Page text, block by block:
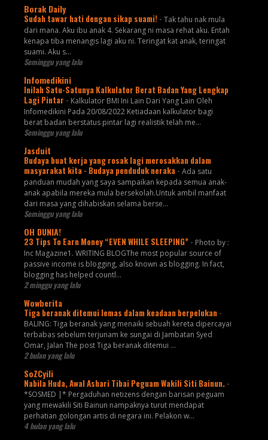
Borak Daily
Sudah tawar hati dengan sikap suami! - Tak tahu nak mula
dari mana. Aku ibu anak 4. Sekarang ni masa rehat aku. Entah
kenapa tiba menangis lagi aku ni. Teringat kat anak, teringat
suami. Aku s...
Seminggu yang lalu
Infomedikini
Inilah Satu-Satunya Kalkulator Berat Badan Yang Lengkap
Lagi Pintar - Kalkulator BMI Ini Lain Dari Yang Lain Oleh
Infomedikini Pada 20/08/2022 Ketiadaan kalkulator bagi
berat badan berstatus pintar lagi realistik telah me...
Seminggu yang lalu
Jasduit
Budaya buat kerja yang rosak lagi merosakkan dalam
masyarakat kita - Budaya penduduk neraka - Ada satu
panduan mudah yang saya sampaikan kepada semua anak-
anak apabila mereka mula bersekolah.Untuk ambil manfaat
dari masa yang dihabiskan selama berse...
Seminggu yang lalu
OH DUNIA!
23 Tips To Earn Money “EVEN WHILE SLEEPING” - Photo by :
Inc Magazine1. WRITING BLOGThe most popular source of
passive income is blogging, also known as blogging. In fact,
blogging has helped countl...
2 minggu yang lalu
Wowberita
Tiga beranak ditemui lemas dalam keadaan berpelukan -
BALING: Tiga beranak yang menaiki sebuah kereta dipercayai
terbabas sebelum terjunam ke sungai di Jambatan Syed
Omar, Jalan The post Tiga beranak ditemui ...
2 bulan yang lalu
SoZCyili
Nabila Huda, Awal Ashari Tibai Peguam Wakili Siti Bainun. -
*SOSMED |* Pergaduhan netizens dengan barisan peguam
yang mewakili Siti Bainun nampaknya turut mendapat
perhatian golongan artis di negara ini. Pelakon w...
4 bulan yang lalu